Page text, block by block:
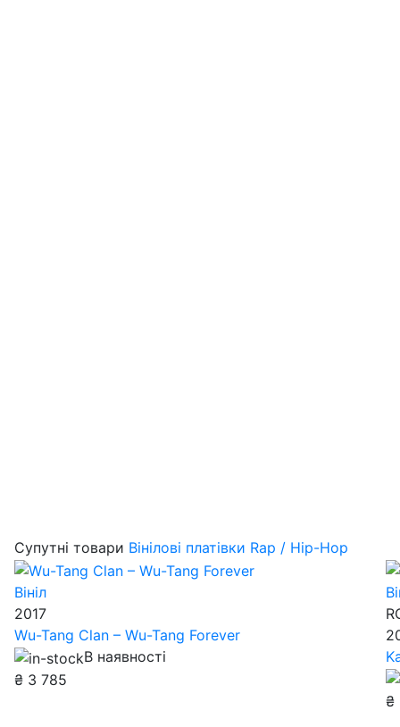
Супутні товари Вінілові платівки Rap / Hip-Hop
Вініл
2017
Wu-Tang Clan – Wu-Tang Forever
В наявності
₴ 3 785
₴